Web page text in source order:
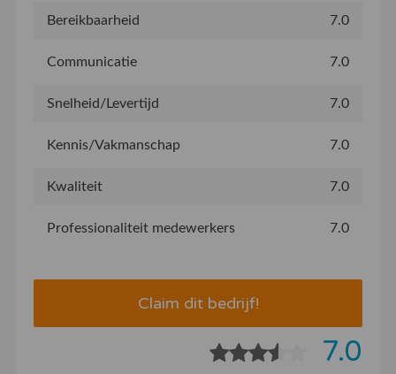
Bereikbaarheid 7.0
Communicatie 7.0
Snelheid/Levertijd 7.0
Kennis/Vakmanschap 7.0
Kwaliteit 7.0
Professionaliteit medewerkers 7.0
Claim dit bedrijf!
7.0